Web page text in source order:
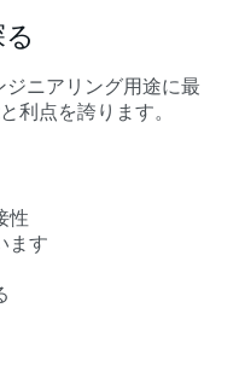
ジニアリング用途に最
利点を誇ります。
性
ます